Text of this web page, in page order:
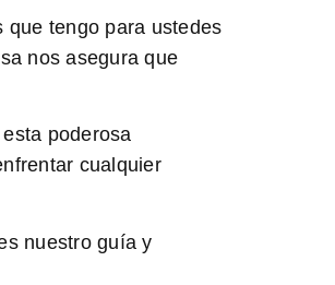
que tengo para ustedes
nos asegura que
poderosa
cualquier
nuestro guía y